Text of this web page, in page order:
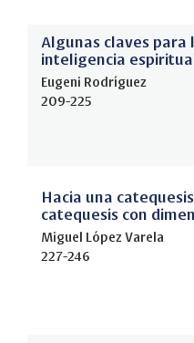
Algunas claves para
inteligencia
Eugeni Rodríguez
209-225
Hacia una
catequesis con
Miguel López Varela
227-246